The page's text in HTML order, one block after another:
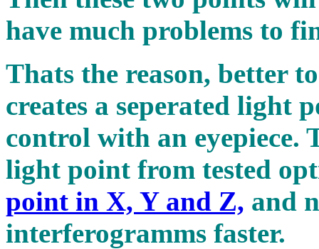
have much problems to
Thats the reason, better
creates a seperated light
control with an eyepiece.
light point from tested
point in X, Y and Z, and
interferogramms